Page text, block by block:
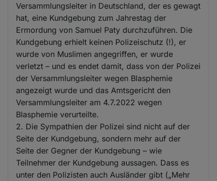
Versammlungsleiter in Deutschland, der es gewagt
hat, eine Kundgebung zum Jahrestag der
Ermordung von Samuel Paty durchzuführen. Die
Kundgebung erhielt keinen Polizeischutz (!), er
wurde von Muslimen angegriffen, er wurde
verletzt – und es endet damit, dass von der Polizei
der Versammlungsleiter wegen Blasphemie
angezeigt wurde und das Amtsgericht den
Versammlungsleiter am 4.7.2022 wegen
Blasphemie verurteilte.
2. Die Sympathien der Polizei sind nicht auf der
Seite der Kundgebung, sondern mehr auf der
Seite der Gegner der Kundgebung – wie
Teilnehmer der Kundgebung aussagen. Dass es
unter den Polizisten auch Ausländer gibt („Mehr